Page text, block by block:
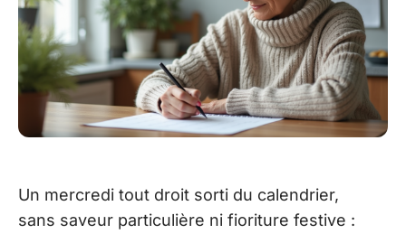
Un mercredi tout droit sorti du calendrier,
sans saveur particulière ni fioriture festive :